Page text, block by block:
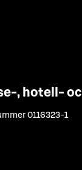
, hotell-
0116323-1